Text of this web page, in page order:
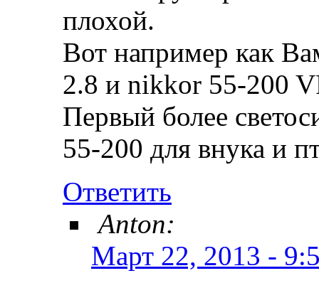
плохой.
Вот например как
2.8 и nikkor 55-200
Первый более
55-200 для внука и
Ответить
Anton:
Март 22, 2013 -